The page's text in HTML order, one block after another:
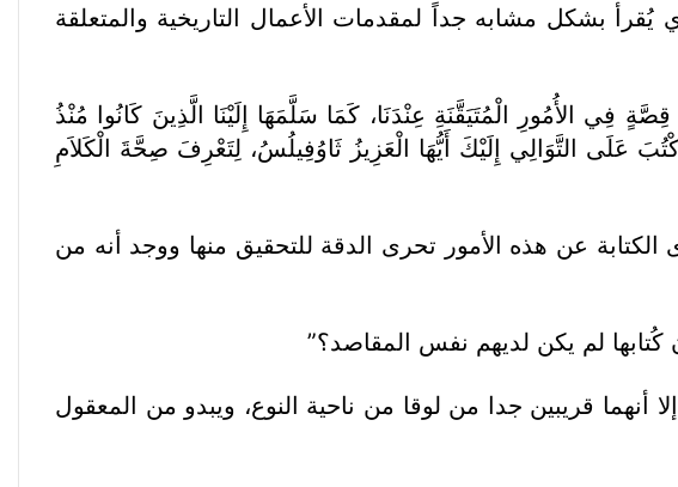
يُقرأ بشكل مشابه جداً لمقدمات الأعمال التاريخية والمتعلقة
فِي الأُمُورِ الْمُتَيَقَّنَةِ عِنْدَنَا، كَمَا سَلَّمَهَا إِلَيْنَا الَّذِينَ كَانُوا مُنْذُ
عَلَى التَّوَالِي إِلَيْكَ أَيُّهَا الْعَزِيزُ ثَاوُفِيلُسُ، لِتَعْرِفَ صِحَّةَ الْكَلاَمِ
عن هذه الأمور تحرى الدقة للتحقيق منها ووجد أنه من
لم يكن لديهم نفس المقاصد؟”
قريبين جدا من لوقا من ناحية النوع، ويبدو من المعقول